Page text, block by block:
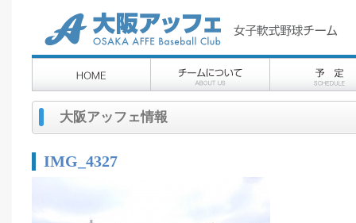
大阪アッフェ情報
IMG_4327